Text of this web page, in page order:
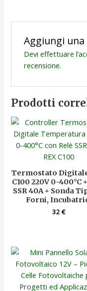
Aggiungi
Devi effettuare
recensione.
Prodotti
Termostato
C100 220V 0-400°C
SSR 40A + Sonda
Forni,
32€